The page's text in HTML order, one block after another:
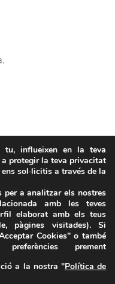
tu, influeixen en la teva
a protegir la teva privacitat
sol·licitis a través de la
per a analitzar els nostres
amb les teves
elaborat amb els teus
pàgines visitades). Si
Cookies" o també
prement
a la nostra "Política de